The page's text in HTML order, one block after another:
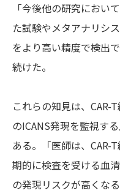
「今後他の研究におい
た試験やメタアナリシ
をより高い精度で検出
続けた。
これらの知見は、CAR-
のICANS発現を監視す
ある。「医師は、CAR-
期的に検査を受ける血
の発現リスクが高くな